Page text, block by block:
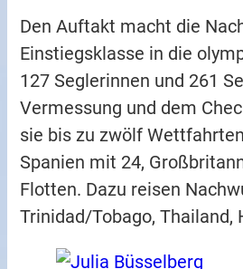
Den Auftakt macht die
Einstiegsklasse in die
127 Seglerinnen und 261
Vermessung und dem
sie bis zu zwölf
Spanien mit 24,
Flotten. Dazu reisen
Trinidad/Tobago, Thailand,